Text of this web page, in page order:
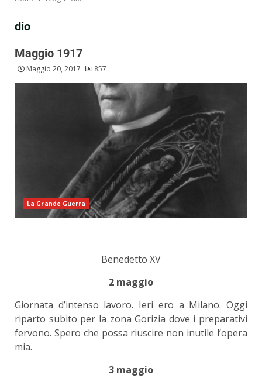
dio
Maggio 1917
Maggio 20, 2017 857
La Grande Guerra
Benedetto XV
2 maggio
Giornata d’intenso lavoro. Ieri ero a Milano. Oggi
riparto subito per la zona Gorizia dove i preparativi
fervono. Spero che possa riuscire non inutile l’opera
mia.
3 maggio